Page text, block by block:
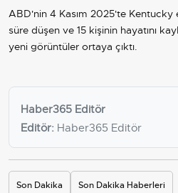
ABD'nin 4 Kasım 2025'te Kentucky
süre düşen ve 15 kişinin hayatını
yeni görüntüler ortaya çıktı.
Haber365 Editör
Editör: Haber365 Editör
Son Dakika Son Dakika Haberleri